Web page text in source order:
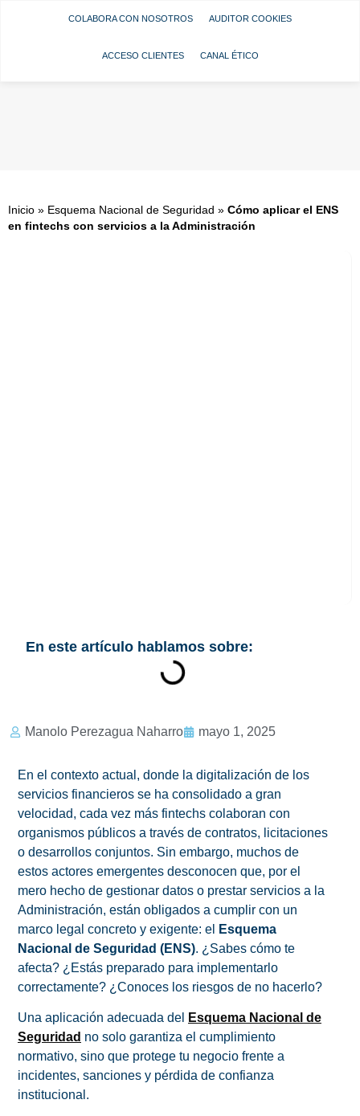
COLABORA CON NOSOTROS AUDITOR COOKIES
ACCESO CLIENTES CANAL ÉTICO
Inicio » Esquema Nacional de Seguridad » Cómo aplicar el ENS
en fintechs con servicios a la Administración
En este artículo hablamos sobre:
Manolo Perezagua Naharro mayo 1, 2025
En el contexto actual, donde la digitalización de los
servicios financieros se ha consolidado a gran
velocidad, cada vez más fintechs colaboran con
organismos públicos a través de contratos, licitaciones
o desarrollos conjuntos. Sin embargo, muchos de
estos actores emergentes desconocen que, por el
mero hecho de gestionar datos o prestar servicios a la
Administración, están obligados a cumplir con un
marco legal concreto y exigente: el
Esquema
Nacional de Seguridad (ENS). ¿Sabes cómo te
afecta? ¿Estás preparado para implementarlo
correctamente? ¿Conoces los riesgos de no hacerlo?
Una aplicación adecuada del
Esquema Nacional de
Seguridad no solo garantiza el cumplimiento
normativo, sino que protege tu negocio frente a
incidentes, sanciones y pérdida de confianza
institucional.